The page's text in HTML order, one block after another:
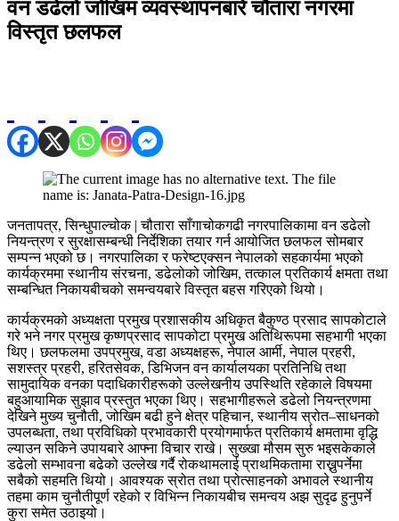
वन डढेलो जोखिम व्यवस्थापनबारे चौतारा नगरमा
विस्तृत छलफल
जनतापत्र, सिन्धुपाल्चोक | चौतारा साँगाचोकगढी नगरपालिकामा वन डढेलो
नियन्त्रण र सुरक्षासम्बन्धी निर्देशिका तयार गर्न आयोजित छलफल सोमबार
सम्पन्न भएको छ। नगरपालिका र फरेष्टएक्सन नेपालको सहकार्यमा भएको
कार्यक्रममा स्थानीय संरचना, डढेलोको जोखिम, तत्काल प्रतिकार्य क्षमता तथा
सम्बन्धित निकायबीचको समन्वयबारे विस्तृत बहस गरिएको थियो।
कार्यक्रमको अध्यक्षता प्रमुख प्रशासकीय अधिकृत बैकुण्ठ प्रसाद सापकोटाले
गरे भने नगर प्रमुख कृष्णप्रसाद सापकोटा प्रमुख अतिथिरूपमा सहभागी भएका
थिए। छलफलमा उपप्रमुख, वडा अध्यक्षहरू, नेपाल आर्मी, नेपाल प्रहरी,
सशस्त्र प्रहरी, हरितसेवक, डिभिजन वन कार्यालयका प्रतिनिधि तथा
सामुदायिक वनका पदाधिकारीहरूको उल्लेखनीय उपस्थिति रहेकाले विषयमा
बहुआयामिक सुझाव प्रस्तुत भएका थिए। सहभागीहरूले डढेलो नियन्त्रणमा
देखिने मुख्य चुनौती, जोखिम बढी हुने क्षेत्र पहिचान, स्थानीय स्रोत–साधनको
उपलब्धता, तथा प्रविधिको प्रभावकारी प्रयोगमार्फत प्रतिकार्य क्षमतामा वृद्धि
ल्याउन सकिने उपायबारे आफ्ना विचार राखे। सुख्खा मौसम सुरु भइसकेकाले
डढेलो सम्भावना बढेको उल्लेख गर्दै रोकथामलाई प्राथमिकतामा राख्नुपर्नेमा
सबैको सहमति थियो। आवश्यक स्रोत तथा प्रोत्साहनको अभावले स्थानीय
तहमा काम चुनौतीपूर्ण रहेको र विभिन्न निकायबीच समन्वय अझ सुदृढ हुनुपर्ने
कुरा समेत उठाइयो।